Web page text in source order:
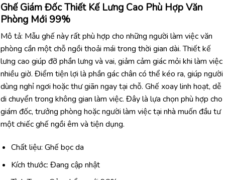
Ghế Giám Đốc Thiết Kế Lưng Cao Phù Hợp Văn
Phòng Mới 99%
Mô tả: Mẫu ghế này rất phù hợp cho những người làm việc văn
phòng cần một chỗ ngồi thoải mái trong thời gian dài. Thiết kế
lưng cao giúp đỡ phần lưng và vai, giảm cảm giác mỏi khi làm việc
nhiều giờ. Điểm tiện lợi là phần gác chân có thể kéo ra, giúp người
dùng nghỉ ngơi hoặc thư giãn ngay tại chỗ. Ghế xoay linh hoạt, dễ
di chuyển trong không gian làm việc. Đây là lựa chọn phù hợp cho
giám đốc, trưởng phòng hoặc người làm việc tại nhà muốn đầu tư
một chiếc ghế ngồi êm và tiện dụng.
Chất liệu: Ghế bọc da
Kích thước: Đang cập nhật